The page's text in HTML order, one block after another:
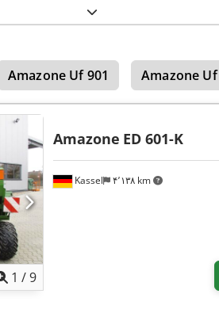
Amazone Uf 901 Amazone Uf
1 /9
Kassel ۴٬۱۳۸ km
Amazone ED 601-K